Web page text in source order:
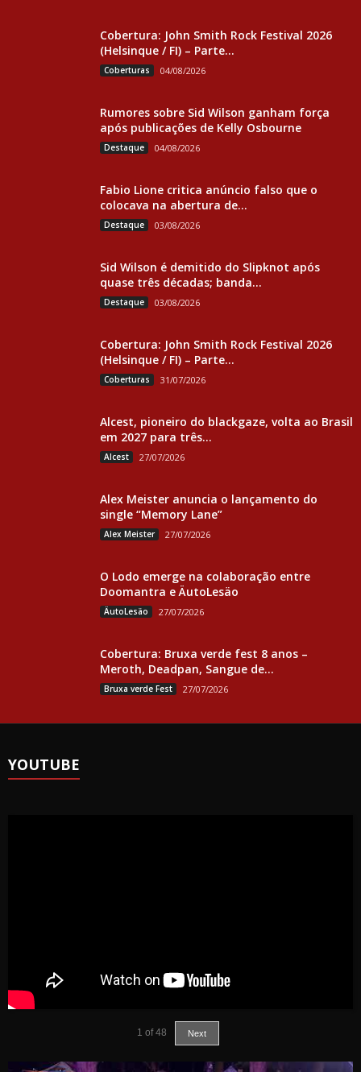
Cobertura: John Smith Rock Festival 2026
(Helsinque / FI) – Parte...
Coberturas 04/08/2026
Rumores sobre Sid Wilson ganham força
após publicações de Kelly Osbourne
Destaque 04/08/2026
Fabio Lione critica anúncio falso que o
colocava na abertura de...
Destaque 03/08/2026
Sid Wilson é demitido do Slipknot após
quase três décadas; banda...
Destaque 03/08/2026
Cobertura: John Smith Rock Festival 2026
(Helsinque / FI) – Parte...
Coberturas 31/07/2026
Alcest, pioneiro do blackgaze, volta ao Brasil
em 2027 para três...
Alcest 27/07/2026
Alex Meister anuncia o lançamento do
single “Memory Lane”
Alex Meister 27/07/2026
O Lodo emerge na colaboração entre
Doomantra e ÄutoLesäo
ÄutoLesäo 27/07/2026
Cobertura: Bruxa verde fest 8 anos –
Meroth, Deadpan, Sangue de...
Bruxa verde Fest 27/07/2026
YOUTUBE
1 of 48 Next